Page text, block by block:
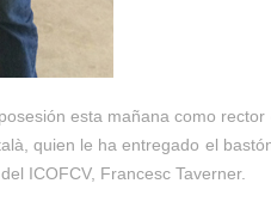
esta mañana como
quien le ha entregado el
ICOFCV, Francesc Taverner.